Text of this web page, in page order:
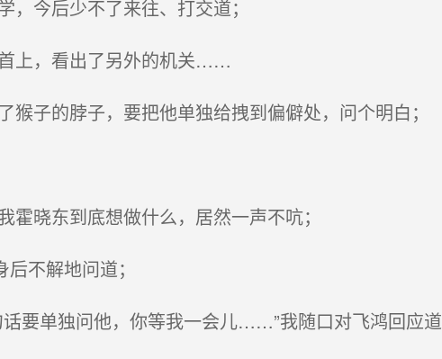
今后少不了来往、打交道；
上，看出了另外的机关……
子的脖子，要把他单独给拽到偏僻处，问个明白；
晓东到底想做什么，居然一声不吭；
不解地问道；
要单独问他，你等我一会儿……”我随口对飞鸿回应